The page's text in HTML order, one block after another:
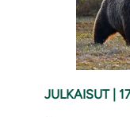
JULKAISUT